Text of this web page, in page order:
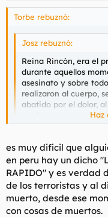
Torbe rebuznó:
Josz rebuznó:
Reina Rincón, era el
durante aquellos
asesinato y sobre
realizaron al cuerpo,
abatido por el dolor,
un duro golpe para
un año y medio, y
Por suerte, hoy por
"normalidad" aunque
era un chaval joven y
Un gran artículo
investigue un poco
conoce a policias alli
me dijo q alli nadie
autoinculpando, esta
Haz
es muy dificil que
en peru hay un dicho
RAPIDO" y es verdad
de los terroristas y al
muerto, desde ese
con cosas de muertos.